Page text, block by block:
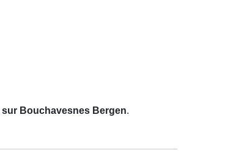
sur Bouchavesnes Bergen.